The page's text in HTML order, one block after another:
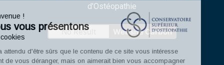
Bienvenue !
Nous vous présentons
Les cookies
On a attendu d'être sûrs que le contenu de ce site vous intéresse
avant de vous déranger, mais on aimerait bien vous accompagner
d'Ostéopathie
No Result Website Carbon